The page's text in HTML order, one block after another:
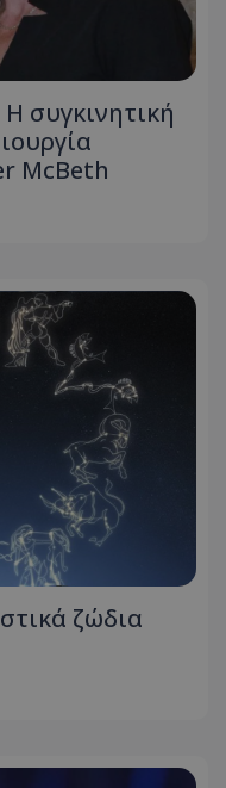
συγκινητική
McBeth
ζώδια